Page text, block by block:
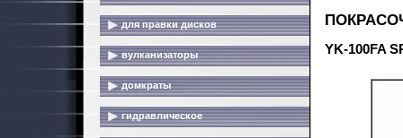
для правки дисков
вулканизаторы
домкраты
гидравлическое
YK-100FA